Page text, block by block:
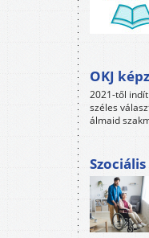
OKJ
2021-től
széles
álmaid